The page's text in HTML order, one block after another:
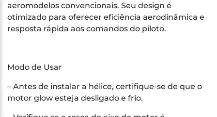
aeromodelos convencionais. Seu design é
otimizado para oferecer eficiência aerodinâmica e
resposta rápida aos comandos do piloto.
Modo de Usar
– Antes de instalar a hélice, certifique-se de que o
motor glow esteja desligado e frio.